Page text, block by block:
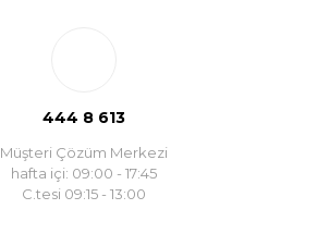
444 8 613
Müşteri Çözüm Merkezi
hafta içi: 09:00 - 17:45
C.tesi 09:15 - 13:00